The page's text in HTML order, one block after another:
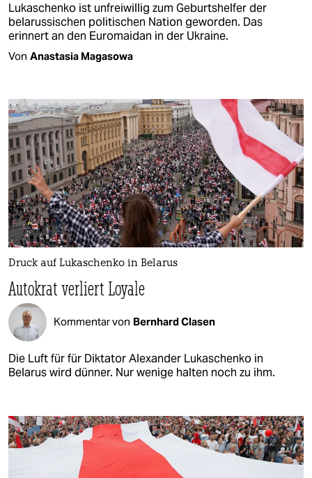
Lukaschenko ist unfreiwillig zum Geburtshelfer der
belarussischen politischen Nation geworden. Das
erinnert an den Euromaidan in der Ukraine​.
Von Anastasia Magasowa
Druck auf Lukaschenko in Belarus
Autokrat verliert Loyale
Kommentar von Bernhard Clasen
Die Luft für für Diktator Alexander Lukaschenko in
Belarus wird dünner. Nur wenige halten noch zu ihm.